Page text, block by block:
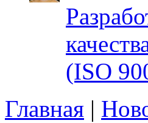
(ISO
Главная |